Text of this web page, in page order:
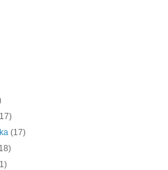
(17)